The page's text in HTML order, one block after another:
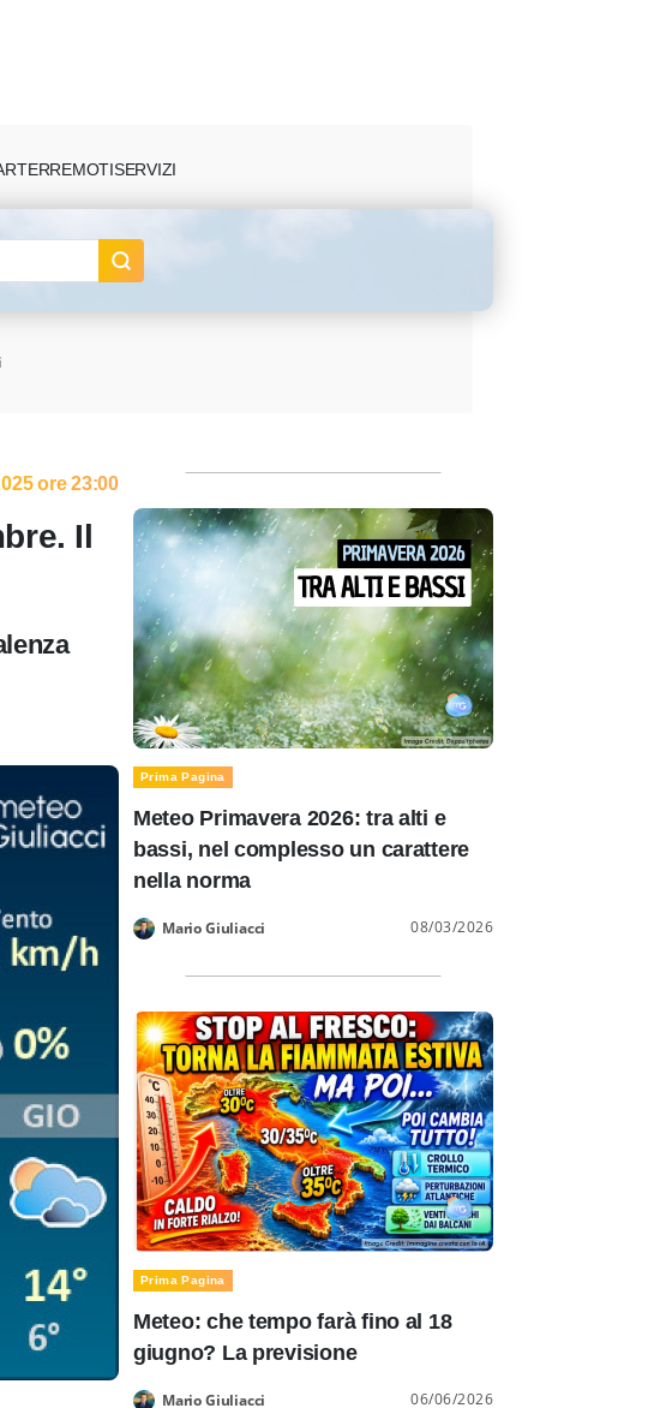
TERREMOTISERVIZI
ore 23:00
Il
Prima Pagina
Meteo Primavera 2026: tra alti e
bassi, nel complesso un carattere
nella norma
Mario Giuliacci 08/03/2026
Prima Pagina
Meteo: che tempo farà fino al 18
giugno? La previsione
Mario Giuliacci 06/06/2026